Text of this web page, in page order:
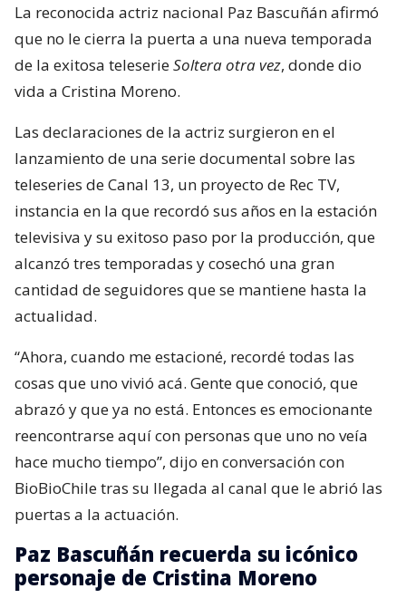
La reconocida actriz nacional Paz Bascuñán afirmó
que no le cierra la puerta a una nueva temporada
de la exitosa teleserieSoltera otra vez, donde dio
vida a Cristina Moreno.
Las declaraciones de la actriz surgieron en el
lanzamiento de una serie documental sobre las
teleseries de Canal 13, un proyecto de Rec TV,
instancia en la que recordó sus años en la estación
televisiva y su exitoso paso por la producción, que
alcanzó tres temporadas y cosechó una gran
cantidad de seguidores que se mantiene hasta la
actualidad.
“Ahora, cuando me estacioné, recordé todas las
cosas que uno vivió acá. Gente que conoció, que
abrazó y que ya no está. Entonces es emocionante
reencontrarse aquí con personas que uno no veía
hace mucho tiempo”, dijo en conversación con
BioBioChile tras su llegada al canal que le abrió las
puertas a la actuación.
Paz Bascuñán recuerda su icónico
personaje de Cristina Moreno